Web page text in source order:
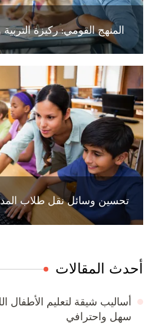
المنهج القومي: ركيزة
تحسين وسائل نقل طلاب
أحدث المقالات
أساليب شيقة لتعليم الأطفال
سهل واحترافي